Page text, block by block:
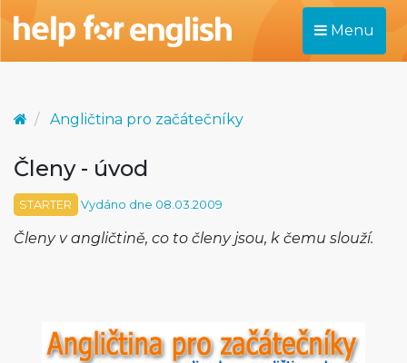
Menu
Angličtina pro začátečníky
Členy - úvod
STARTER Vydáno dne 08.03.2009
Členy v angličtině, co to členy jsou, k čemu slouží.